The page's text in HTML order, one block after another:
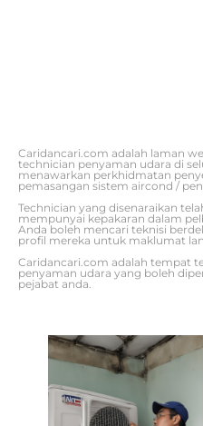
Caridancari.com adalah laman
technician penyaman udara di
menawarkan perkhidmatan
pemasangan sistem aircond /
Technician yang disenaraikan
mempunyai kepakaran dalam
Anda boleh mencari teknisi
profil mereka untuk maklumat
Caridancari.com adalah tempat
penyaman udara yang boleh
pejabat anda.